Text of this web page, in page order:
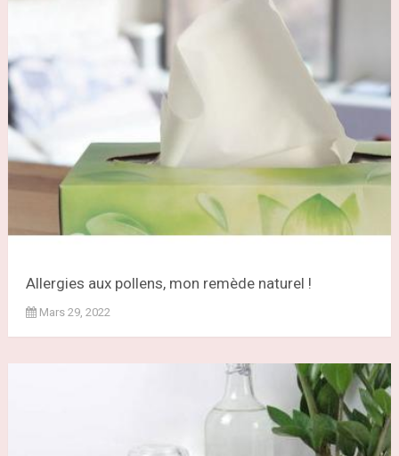
Allergies aux pollens, mon remède naturel !
Mars 29, 2022